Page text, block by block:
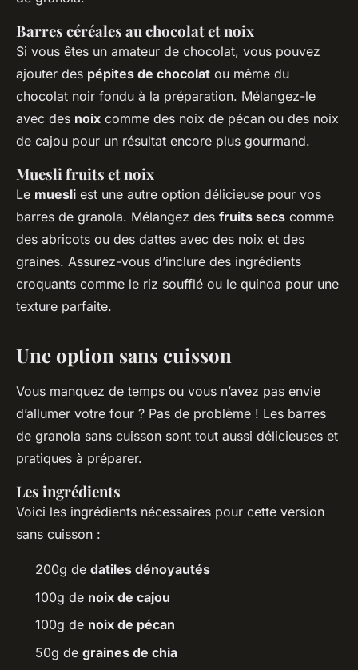
Barres céréales au chocolat et noix
Si vous êtes un amateur de chocolat, vous pouvez
ajouter des pépites de chocolat ou même du
chocolat noir fondu à la préparation. Mélangez-le
avec des noix comme des noix de pécan ou des noix
de cajou pour un résultat encore plus gourmand.
Muesli fruits et noix
Le muesli est une autre option délicieuse pour vos
barres de granola. Mélangez des fruits secs comme
des abricots ou des dattes avec des noix et des
graines. Assurez-vous d’inclure des ingrédients
croquants comme le riz soufflé ou le quinoa pour une
texture parfaite.
Une option sans cuisson
Vous manquez de temps ou vous n’avez pas envie
d’allumer votre four ? Pas de problème ! Les barres
de granola sans cuisson sont tout aussi délicieuses et
pratiques à préparer.
Les ingrédients
Voici les ingrédients nécessaires pour cette version
sans cuisson :
200g de datiles dénoyautés
100g de noix de cajou
100g de noix de pécan
50g de graines de chia